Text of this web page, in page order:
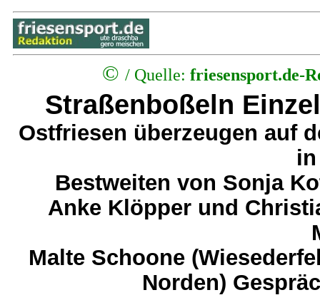
© / Quelle: friesensport.de-
Straßenboßeln
Ostfriesen überzeugen auf
Bestweiten von Sonja
Anke Klöpper und
Malte Schoone
Norden)